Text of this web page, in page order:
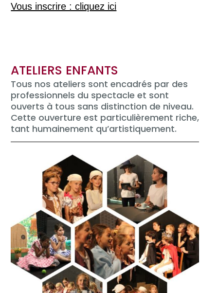
Vous inscrire : cliquez ici
ATELIERS ENFANTS
Tous nos ateliers sont encadrés par des
professionnels du spectacle et sont
ouverts à tous sans distinction de niveau.
Cette ouverture est particulièrement riche,
tant humainement qu’artistiquement.